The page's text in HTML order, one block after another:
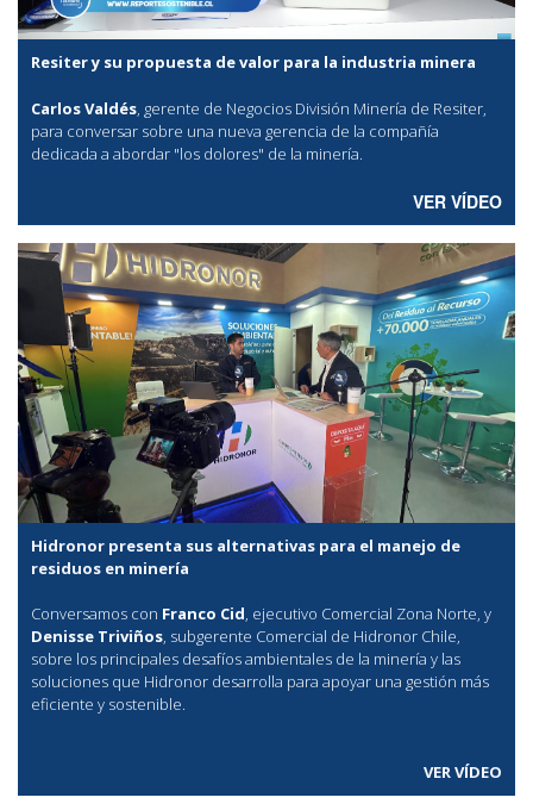
Resiter y su propuesta de valor para la industria minera
Carlos Valdés, gerente de Negocios División Minería de Resiter,
para conversar sobre una nueva gerencia de la compañía
dedicada a abordar "los dolores" de la minería.
VER VÍDEO
Hidronor presenta sus alternativas para el manejo de
residuos en minería
Conversamos con Franco Cid, ejecutivo Comercial Zona Norte, y
Denisse Triviños, subgerente Comercial de Hidronor Chile,
sobre los principales desafíos ambientales de la minería y las
soluciones que Hidronor desarrolla para apoyar una gestión más
eficiente y sostenible.
VER VÍDEO